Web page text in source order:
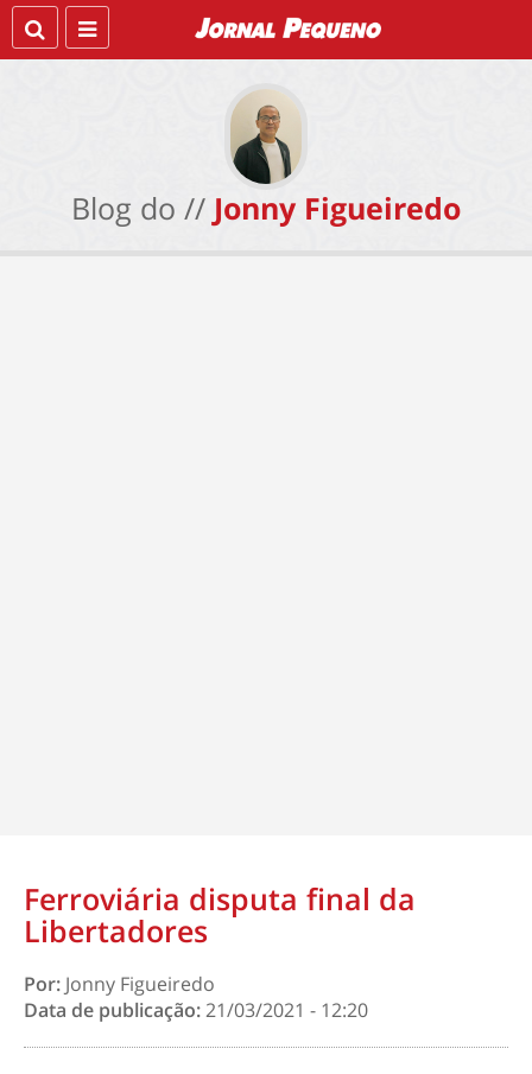
Blog do // Jonny Figueiredo
Ferroviária disputa final da
Libertadores
Por: Jonny Figueiredo
Data de publicação:21/03/2021 - 12:20